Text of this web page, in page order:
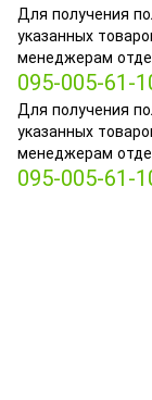
Для получения
указанных
менеджерам
095-005-61-
Для получения
указанных
менеджерам
095-005-61-